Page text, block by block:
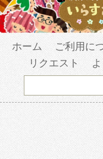
ホーム ご利用に
リクエスト